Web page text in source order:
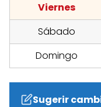
Viernes
Sábado
Domingo
Sugerir